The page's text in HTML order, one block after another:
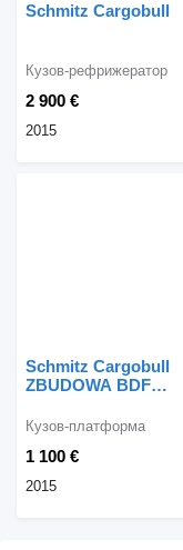
Schmitz Cargobull
2 900 €
Кузов-рефрижератор
2015
Schmitz Cargobull
ZBUDOWA BDF
1 100 €
Кузов-платформа
2015